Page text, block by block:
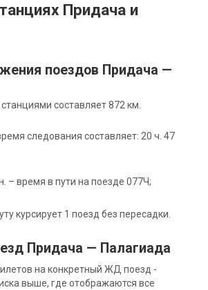
Придача и
поездов Придача —
составляет 872 км.
следования составляет: 20 ч. 47
– время в пути на поезде 077Ч;
курсирует 1 поезд без пересадки.
Придача — Палагиада
на конкретный ЖД поезд -
выше, где отображаются все